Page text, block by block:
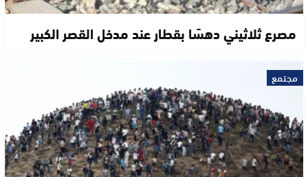
مصرع ثلاثيني دهسًا بقطار عند مدخل القصر الكبير
مجتمع